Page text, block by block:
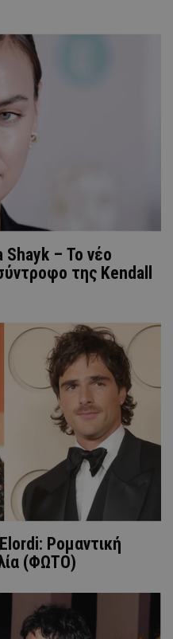
– Το νέο
της Kendall
Ρομαντική
(ΦΩΤΟ)